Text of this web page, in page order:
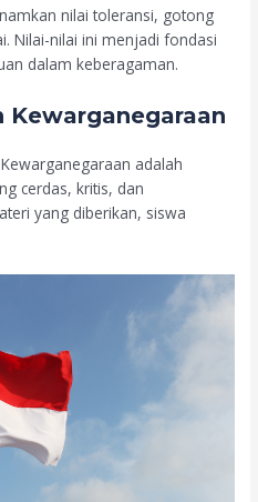
nilai toleransi, gotong
Nilai-nilai ini menjadi fondasi
dalam keberagaman.
Kewarganegaraan
adalah
cerdas, kritis, dan
yang diberikan, siswa